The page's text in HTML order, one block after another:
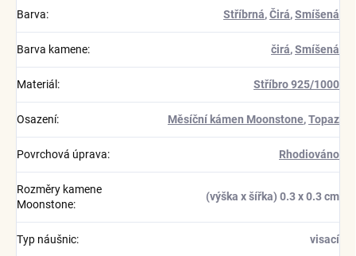
Barva: Stříbrná,Čirá,Smíšená
Barva kamene: čirá,Smíšená
Materiál : Stříbro 925/1000
Osazení: Měsíční kámen Moonstone,Topaz
Povrchová úprava: Rhodiováno
Rozměry kamene
Moonstone:
(výška x šířka) 0.3 x 0.3 cm
Typ náušnic: visací